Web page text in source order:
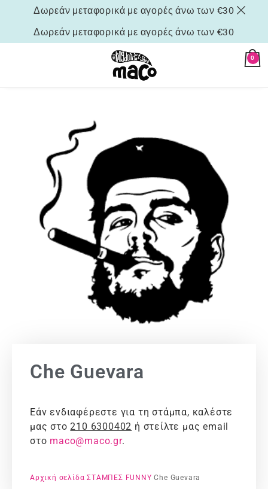
Δωρεάν μεταφορικά με αγορές άνω των €30
Δωρεάν μεταφορικά με αγορές άνω των €30
0
Che Guevara
Εάν ενδιαφέρεστε για τη στάμπα, καλέστε
μας στο210 6300402 ή στείλτε μας email
στο maco@maco.gr.
Αρχική σελίδα ΣΤΑΜΠΕΣ FUNNY Che Guevara